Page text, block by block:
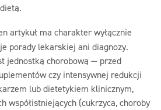
artykuł ma charakter wyłącznie
porady lekarskiej ani diagnozy.
jednostką chorobową — przed
czy intensywnej redukcji
lub dietetykiem klinicznym,
współistniejących (cukrzyca, choroby